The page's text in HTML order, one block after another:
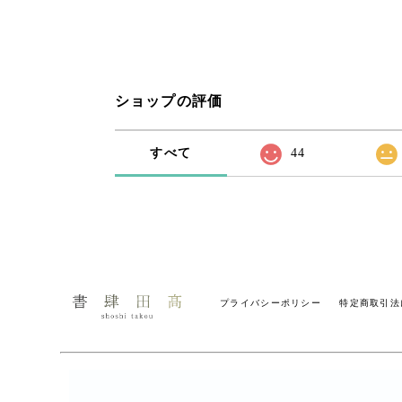
ショップの評価
すべて 44
プライバシーポリシー 特定商取引法